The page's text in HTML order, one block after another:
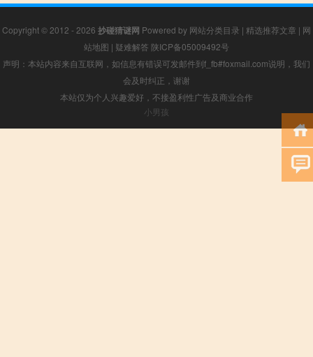
Copyright © 2012 - 2026 抄碰猜谜网 Powered by 网站分类目录 | 精选推荐文章 | 网
站地图 | 疑难解答 陕ICP备05009492号
声明：本站内容来自互联网，如信息有错误可发邮件到f_fb#foxmail.com说明，我们
会及时纠正，谢谢
本站仅为个人兴趣爱好，不接盈利性广告及商业合作
小男孩